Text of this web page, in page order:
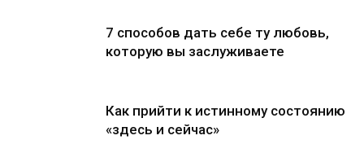
7 способов дать себе ту любовь,
которую вы заслуживаете
Как прийти к истинному состоянию
«здесь и сейчас»